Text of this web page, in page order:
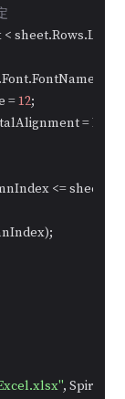
<
=
= 12;
=
<=
,